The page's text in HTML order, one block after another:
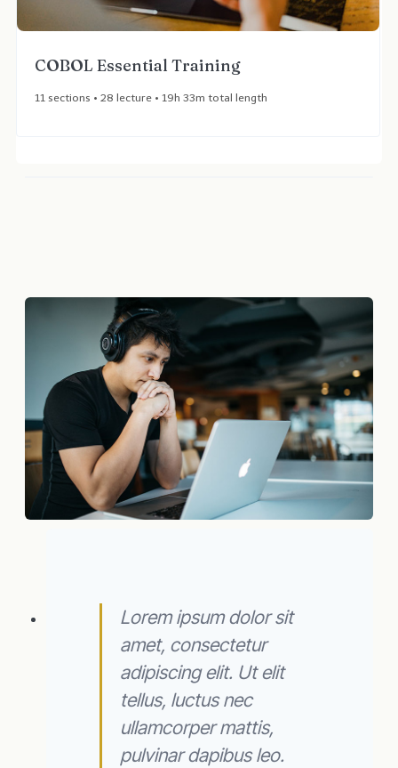
COBOL Essential Training​
11 sections • 28 lecture • 19h 33m total length
Lorem ipsum dolor sit
amet, consectetur
adipiscing elit. Ut elit
tellus, luctus nec
ullamcorper mattis,
pulvinar dapibus leo.